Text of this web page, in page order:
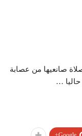
صانعيها من عصابة
حاليا …